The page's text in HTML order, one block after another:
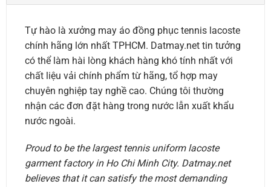
Tự hào là xưởng may áo đồng phục tennis lacoste
chính hãng lớn nhất TPHCM. Datmay.net tin tưởng
có thể làm hài lòng khách hàng khó tính nhất với
chất liệu vải chính phẩm từ hãng, tổ hợp may
chuyên nghiệp tay nghề cao. Chúng tôi thường
nhận các đơn đặt hàng trong nước lẫn xuất khẩu
nước ngoài.
Proud to be the largest tennis uniform lacoste
garment factory in Ho Chi Minh City. Datmay.net
believes that it can satisfy the most demanding